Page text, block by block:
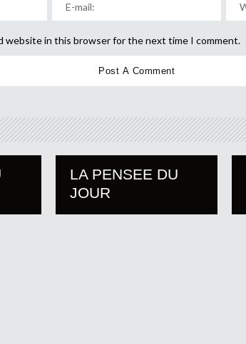
website in this browser for the next time I comment.
LA PENSEE DU
JOUR